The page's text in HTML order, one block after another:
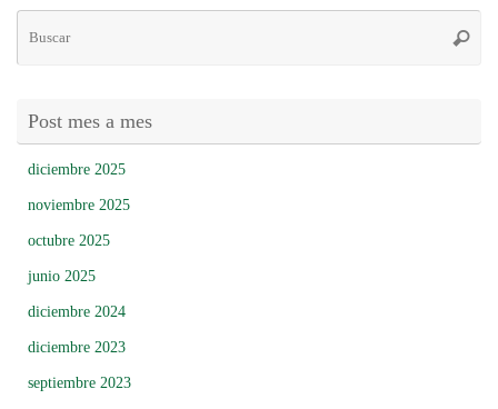
Post mes a mes
diciembre 2025
noviembre 2025
octubre 2025
junio 2025
diciembre 2024
diciembre 2023
septiembre 2023